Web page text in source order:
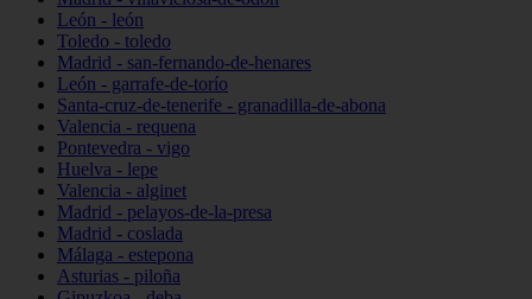
León - león
Toledo - toledo
Madrid - san-fernando-de-henares
León - garrafe-de-torío
Santa-cruz-de-tenerife - granadilla-de-abona
Valencia - requena
Pontevedra - vigo
Huelva - lepe
Valencia - alginet
Madrid - pelayos-de-la-presa
Madrid - coslada
Málaga - estepona
Asturias - piloña